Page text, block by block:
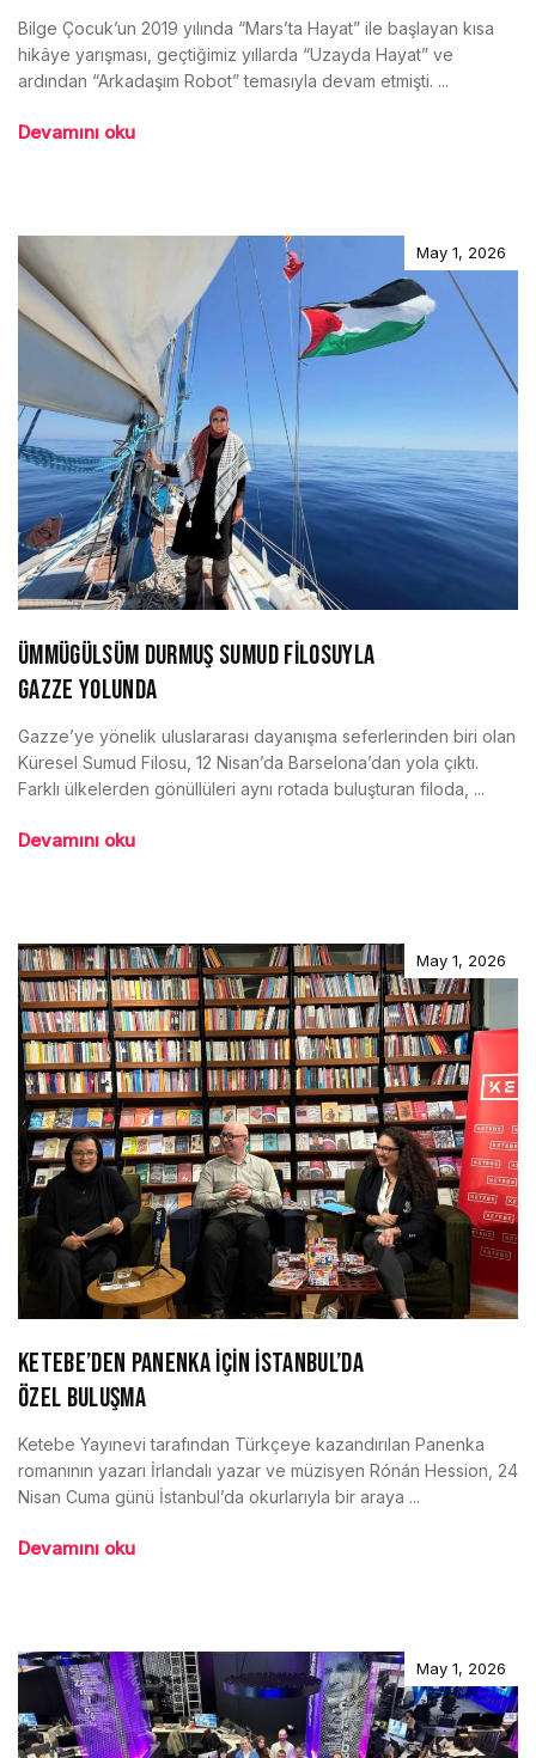
Bilge Çocuk’un 2019 yılında “Mars’ta Hayat” ile başlayan kısa
hikâye yarışması, geçtiğimiz yıllarda “Uzayda Hayat” ve
ardından “Arkadaşım Robot” temasıyla devam etmişti. ...
Devamını oku
May 1, 2026
ÜMMÜGÜLSÜM DURMUŞ SUMUD FİLOSUYLA
GAZZE YOLUNDA
Gazze’ye yönelik uluslararası dayanışma seferlerinden biri olan
Küresel Sumud Filosu, 12 Nisan’da Barselona’dan yola çıktı.
Farklı ülkelerden gönüllüleri aynı rotada buluşturan filoda, ...
Devamını oku
May 1, 2026
KETEBE’DEN PANENKA İÇİN İSTANBUL’DA
ÖZEL BULUŞMA
Ketebe Yayınevi tarafından Türkçeye kazandırılan Panenka
romanının yazarı İrlandalı yazar ve müzisyen Rónán Hession, 24
Nisan Cuma günü İstanbul’da okurlarıyla bir araya ...
Devamını oku
May 1, 2026